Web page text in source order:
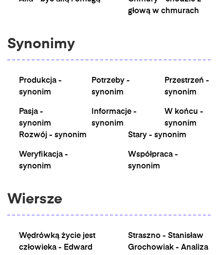
głową w chmurach
Synonimy
Produkcja -
synonim
Pasja -
synonim
Potrzeby -
synonim
Informacje -
synonim
Przestrzeń -
synonim
W końcu -
synonim
Rozwój - synonim
Weryfikacja -
synonim
Stary - synonim
Współpraca -
synonim
Wiersze
Wędrówką życie jest
człowieka - Edward
Straszno - Stanisław
Grochowiak - Analiza